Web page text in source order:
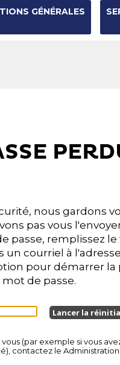
GÉNÉRALES
nous gardons
pas vous
passe, remplissez
un courriel à
pour démarrer la
de passe.
(par exemple si vous
contactez le